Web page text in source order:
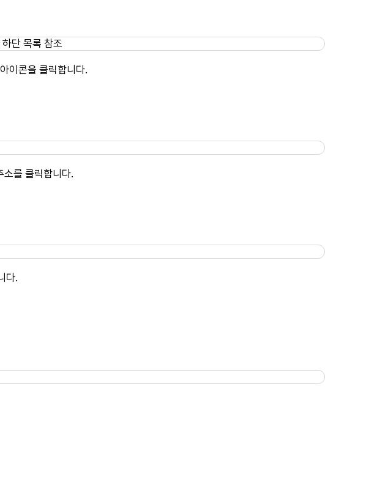
이콘을 클릭합니다.
소를 클릭합니다.
다.